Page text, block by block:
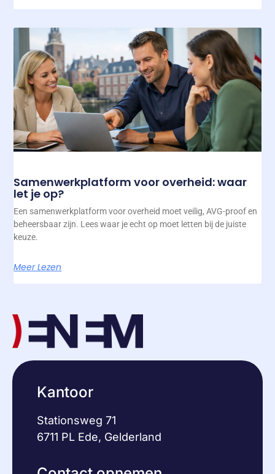
Samenwerkplatform voor overheid: waar
let je op?
Een samenwerkplatform voor overheid moet veilig, AVG-proof en
beheersbaar zijn. Lees waar je echt op moet letten bij de juiste
keuze.
Meer Lezen
Kantoor
Stationsweg 71
6711 PL Ede, Gelderland